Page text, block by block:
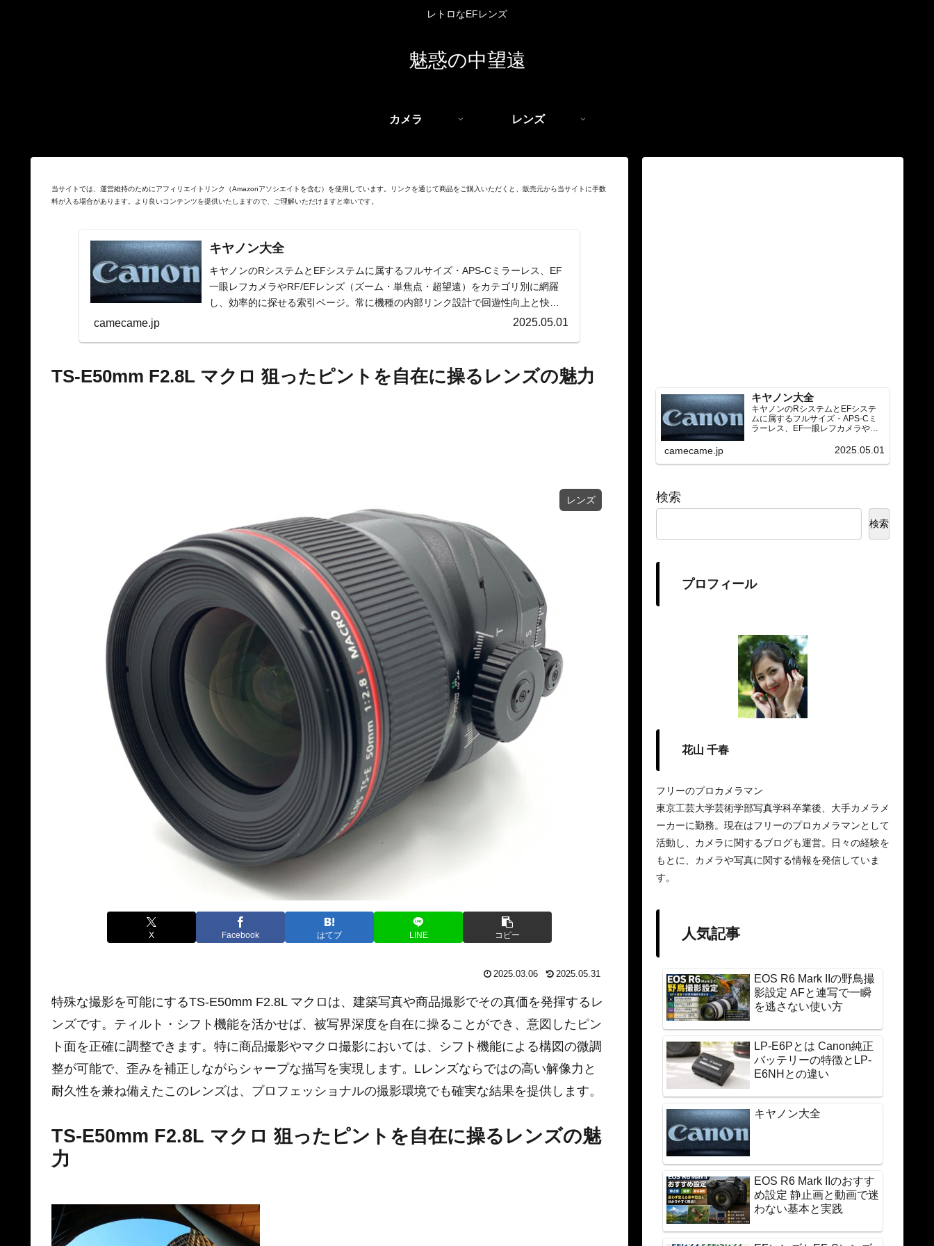
レトロなEFレンズ
魅惑の中望遠
カメラ レンズ
当サイトでは、運営維持のためにアフィリエイトリンク（Amazonアソシエイトを含む）を使用しています。リンクを通じて商品をご購入いただくと、販売元から当サイトに手数
料が入る場合があります。より良いコンテンツを提供いたしますので、ご理解いただけますと幸いです。
キヤノン大全
キヤノンのRシステムとEFシステムに属するフルサイズ・APS-Cミラーレス、EF
一眼レフカメラやRF/EFレンズ（ズーム・単焦点・超望遠）をカテゴリ別に網羅
し、効率的に探せる索引ページ。常に機種の内部リンク設計で回遊性向上と快適
camecame.jp 2025.05.01
TS-E50mm F2.8L マクロ 狙ったピントを自在に操るレンズの魅力
レンズ
X Facebook はてブ LINE コピー
2025.03.06 2025.05.31
特殊な撮影を可能にするTS-E50mm F2.8L マクロは、建築写真や商品撮影でその真価を発揮するレ
ンズです。ティルト・シフト機能を活かせば、被写界深度を自在に操ることができ、意図したピン
ト面を正確に調整できます。特に商品撮影やマクロ撮影においては、シフト機能による構図の微調
整が可能で、歪みを補正しながらシャープな描写を実現します。Lレンズならではの高い解像力と
耐久性を兼ね備えたこのレンズは、プロフェッショナルの撮影環境でも確実な結果を提供します。
TS-E50mm F2.8L マクロ 狙ったピントを自在に操るレンズの魅
力
キヤノン大全
キヤノンのRシステムとEFシステ
ムに属するフルサイズ・APS-Cミ
ラーレス、EF一眼レフカメラや
望遠）をカテゴリ別に網羅し、効
種の内部リンク設計で回遊性向上
camecame.jp 2025.05.01
検索
検索
プロフィール
花山 千春
フリーのプロカメラマン
東京工芸大学芸術学部写真学科卒業後、大手カメラメ
ーカーに勤務。現在はフリーのプロカメラマンとして
活動し、カメラに関するブログも運営。日々の経験を
もとに、カメラや写真に関する情報を発信していま
す。
人気記事
EOS R6 Mark IIの野鳥撮
影設定 AFと連写で一瞬
を逃さない使い方
LP-E6Pとは Canon純正
バッテリーの特徴とLP-
E6NHとの違い
キヤノン大全
EOS R6 Mark IIのおすす
め設定 静止画と動画で迷
わない基本と実践